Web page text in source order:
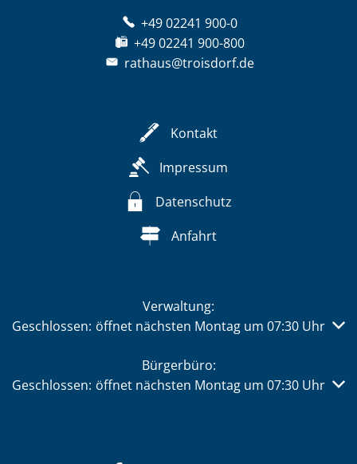
+49 02241 900-0
+49 02241 900-800
rathaus@troisdorf.de
Kontakt
Impressum
Datenschutz
Anfahrt
Verwaltung:
Klicken, um weitere Öffnungs- oder Schließzeiten
Geschlossen: öffnet nächsten Montag um 07:30 Uhr
Bürgerbüro:
Klicken, um weitere Öffnungs- oder Schließzeiten
Geschlossen: öffnet nächsten Montag um 07:30 Uhr